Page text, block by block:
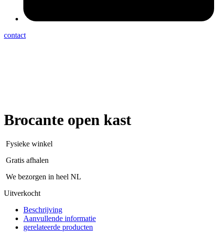
contact
Brocante open kast
Fysieke winkel
Gratis afhalen
We bezorgen in heel NL
Uitverkocht
Beschrijving
Aanvullende informatie
gerelateerde producten